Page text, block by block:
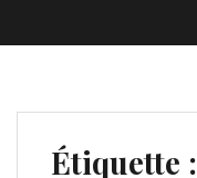
Étiquette :